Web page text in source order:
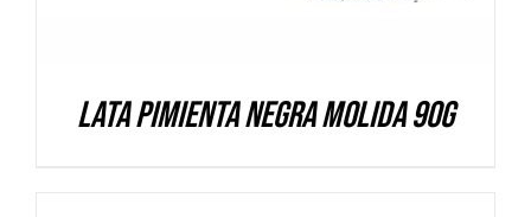
Lata Pimienta negra molida 90g